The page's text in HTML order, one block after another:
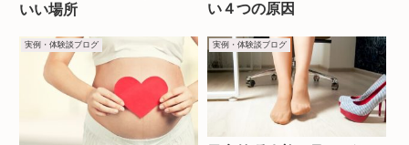
いい場所
い４つの原因
実例・体験談ブログ 実例・体験談ブログ